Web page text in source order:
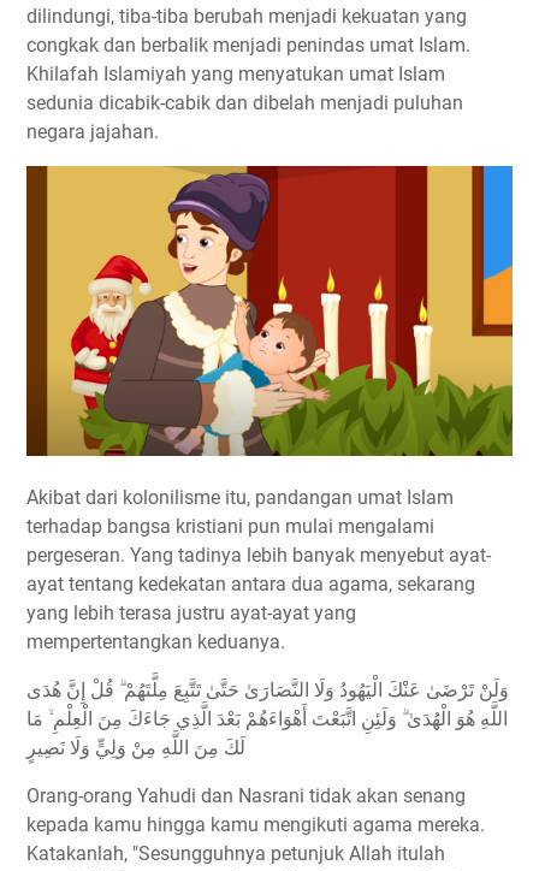
dilindungi, tiba-tiba berubah menjadi kekuatan yang
congkak dan berbalik menjadi penindas umat Islam.
Khilafah Islamiyah yang menyatukan umat Islam
sedunia dicabik-cabik dan dibelah menjadi puluhan
negara jajahan.
Akibat dari kolonilisme itu, pandangan umat Islam
terhadap bangsa kristiani pun mulai mengalami
pergeseran. Yang tadinya lebih banyak menyebut ayat-
ayat tentang kedekatan antara dua agama, sekarang
yang lebih terasa justru ayat-ayat yang
mempertentangkan keduanya.
وَلَنْ تَرْضَىٰ عَنْكَ الْيَهُودُ وَلَا النَّصَارَىٰ حَتَّىٰ تَتَّبِعَ مِلَّتَهُمْ ۗ قُلْ إِنَّ هُدَى
اللَّهِ هُوَ الْهُدَىٰ ۗ وَلَئِنِ اتَّبَعْتَ أَهْوَاءَهُمْ بَعْدَ الَّذِي جَاءَكَ مِنَ الْعِلْمِ ۙ مَا
لَكَ مِنَ اللَّهِ مِنْ وَلِيٍّ وَلَا نَصِيرٍ
Orang-orang Yahudi dan Nasrani tidak akan senang
kepada kamu hingga kamu mengikuti agama mereka.
Katakanlah, "Sesungguhnya petunjuk Allah itulah